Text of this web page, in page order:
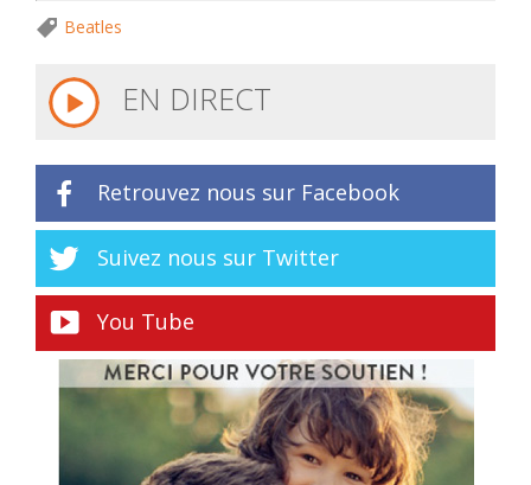
Beatles
EN DIRECT
Retrouvez nous sur Facebook
Suivez nous sur Twitter
You Tube